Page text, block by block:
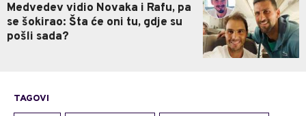
Medvedev vidio Novaka i Rafu, pa
se šokirao: Šta će oni tu, gdje su
pošli sada?
TAGOVI